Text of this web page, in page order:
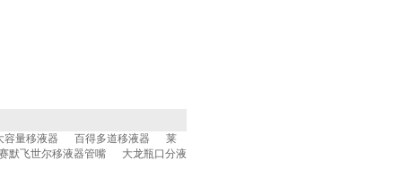
容量移液器 百得多道移液器
莱
默飞世尔移液器管嘴
大龙瓶口分液